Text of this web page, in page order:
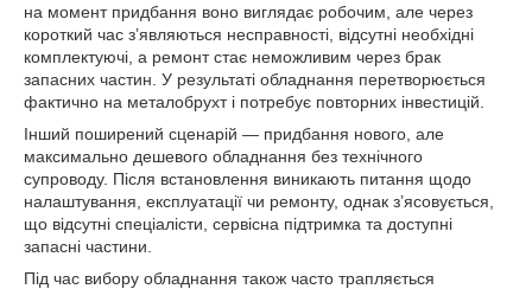
на момент придбання воно виглядає робочим, але через
короткий час з’являються несправності, відсутні необхідні
комплектуючі, а ремонт стає неможливим через брак
запасних частин. У результаті обладнання перетворюється
фактично на металобрухт і потребує повторних інвестицій.
Інший поширений сценарій — придбання нового, але
максимально дешевого обладнання без технічного
супроводу. Після встановлення виникають питання щодо
налаштування, експлуатації чи ремонту, однак з’ясовується,
що відсутні спеціалісти, сервісна підтримка та доступні
запасні частини.
Під час вибору обладнання також часто трапляється